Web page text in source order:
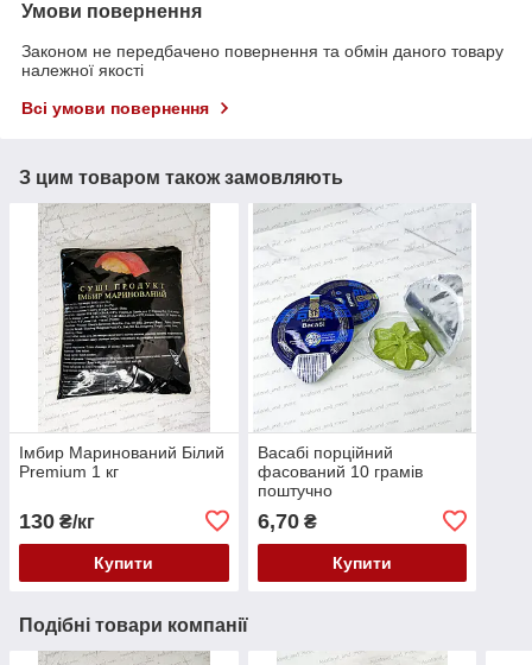
Умови повернення
Законом не передбачено повернення та обмін даного товару
належної якості
Всі умови повернення
З цим товаром також замовляють
Імбир Маринований Білий
Premium 1 кг
130 ₴/кг
Купити
Васабі порційний
фасований 10 грамів
поштучно
6,70₴
Купити
Подібні товари компанії